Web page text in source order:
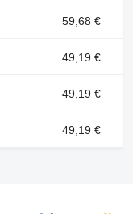
59,68 €
49,19 €
49,19 €
49,19 €